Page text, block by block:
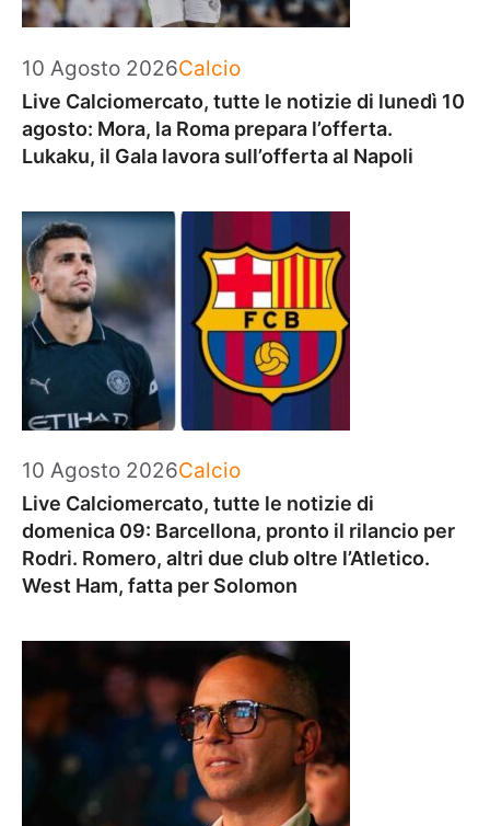
10 Agosto 2026Categorie
Calcio
Live Calciomercato, tutte le notizie di lunedì 10
agosto: Mora, la Roma prepara l’offerta.
Lukaku, il Gala lavora sull’offerta al Napoli
10 Agosto 2026Categorie
Calcio
Live Calciomercato, tutte le notizie di
domenica 09: Barcellona, pronto il rilancio per
Rodri. Romero, altri due club oltre l’Atletico.
West Ham, fatta per Solomon